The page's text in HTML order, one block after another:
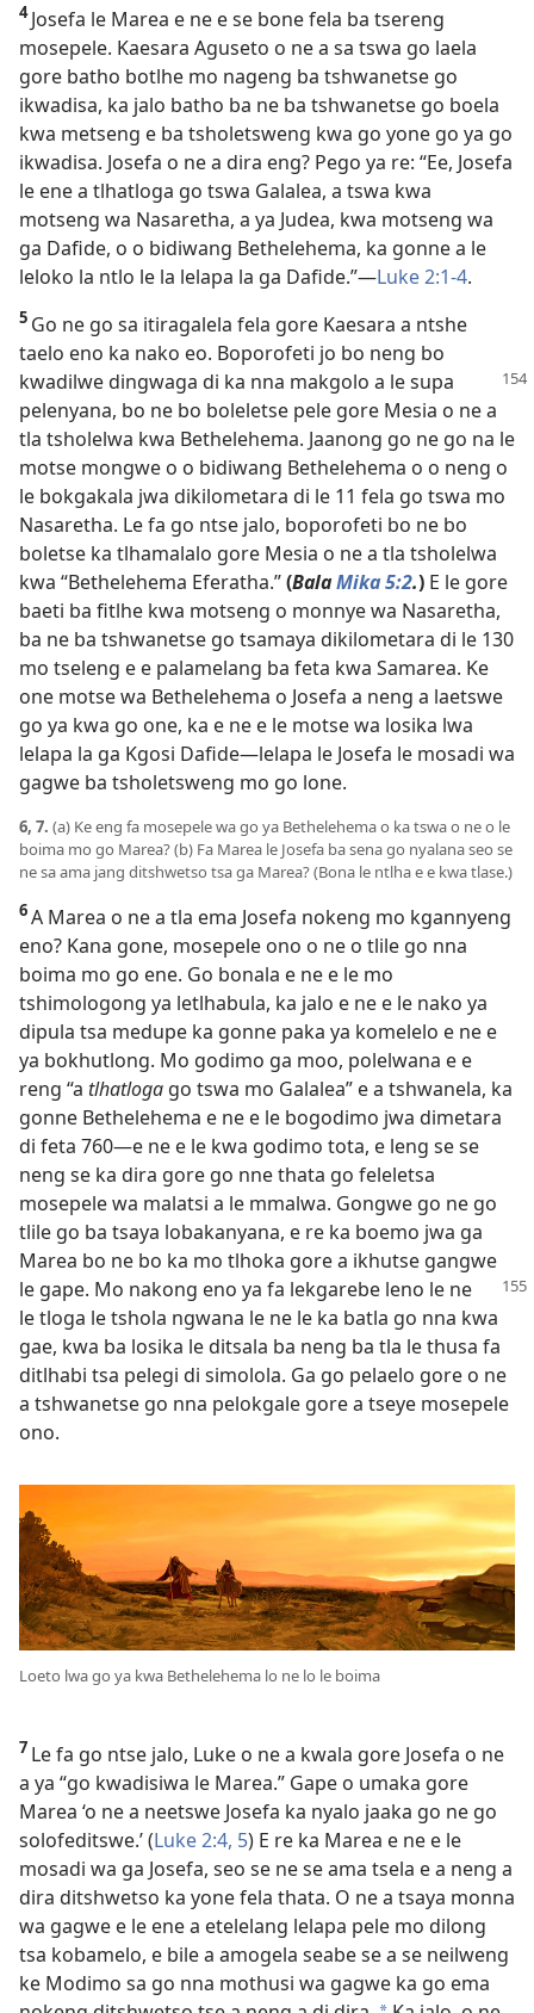
4Josefa le Marea e ne e se bone fela ba tsereng
mosepele. Kaesara Aguseto o ne a sa tswa go laela
gore batho botlhe mo nageng ba tshwanetse go
ikwadisa, ka jalo batho ba ne ba tshwanetse go boela
kwa metseng e ba tsholetsweng kwa go yone go ya go
ikwadisa. Josefa o ne a dira eng? Pego ya re: “Ee, Josefa
le ene a tlhatloga go tswa Galalea, a tswa kwa
motseng wa Nasaretha, a ya Judea, kwa motseng wa
ga Dafide, o o bidiwang Bethelehema, ka gonne a le
leloko la ntlo le la lelapa la ga Dafide.”—Luke 2:1-4.
5 Go ne go sa itiragalela fela gore Kaesara a ntshe
taelo eno ka nako eo. Boporofeti jo bo neng bo
kwadilwe dingwaga di ka nna makgolo a lesupa
pelenyana, bo ne bo boleletse pele gore Mesia o ne a
tla tsholelwa kwa Bethelehema. Jaanong go ne go na le
motse mongwe o o bidiwang Bethelehema o o neng o
le bokgakala jwa dikilometara di le 11 fela go tswa mo
Nasaretha. Le fa go ntse jalo, boporofeti bo ne bo
boletse ka tlhamalalo gore Mesia o ne a tla tsholelwa
kwa “Bethelehema Eferatha.”(BalaMika 5:2.) E le gore
baeti ba fitlhe kwa motseng o monnye wa Nasaretha,
ba ne ba tshwanetse go tsamaya dikilometara di le 130
mo tseleng e e palamelang ba feta kwa Samarea. Ke
one motse wa Bethelehema o Josefa a neng a laetswe
go ya kwa go one, ka e ne e le motse wa losika lwa
lelapa la ga Kgosi Dafide—lelapa le Josefa le mosadi wa
gagwe ba tsholetsweng mo go lone.
6, 7. (a) Ke eng fa mosepele wa go ya Bethelehema o ka tswa o ne o le
boima mo go Marea? (b) Fa Marea le Josefa ba sena go nyalana seo se
ne sa ama jang ditshwetso tsa ga Marea? (Bona le ntlha e e kwa tlase.)
6A Marea o ne a tla ema Josefa nokeng mo kgannyeng
eno? Kana gone, mosepele ono o ne o tlile go nna
boima mo go ene. Go bonala e ne e le mo
tshimologong ya letlhabula, ka jalo e ne e le nako ya
dipula tsa medupe ka gonne paka ya komelelo e ne e
ya bokhutlong. Mo godimo ga moo, polelwana e e
reng “a tlhatloga go tswa mo Galalea” e a tshwanela, ka
gonne Bethelehema e ne e le bogodimo jwa dimetara
di feta 760—e ne e le kwa godimo tota, e leng se se
neng se ka dira gore go nne thata go feleletsa
mosepele wa malatsi a le mmalwa. Gongwe go ne go
tlile go ba tsaya lobakanyana, e re ka boemo jwa ga
Marea bo ne bo ka mo tlhoka gore a ikhutse gangwe
le gape. Mo nakong eno ya fa lekgarebe leno le ne
le tloga le tshola ngwana le ne le ka batla go nna kwa
gae, kwa ba losika le ditsala ba neng ba tla le thusa fa
ditlhabi tsa pelegi di simolola. Ga go pelaelo gore o ne
a tshwanetse go nna pelokgale gore a tseye mosepele
ono.
Loeto lwa go ya kwa Bethelehema lo ne lo le boima
7 Le fa go ntse jalo, Luke o ne a kwala gore Josefa o ne
a ya “go kwadisiwa le Marea.” Gape o umaka gore
Marea ‘o ne a neetswe Josefa ka nyalo jaaka go ne go
solofeditswe.’ (Luke 2:4, 5) E re ka Marea e ne e le
mosadi wa ga Josefa, seo se ne se ama tsela e a neng a
dira ditshwetso ka yone fela thata. O ne a tsaya monna
wa gagwe e le ene a etelelang lelapa pele mo dilong
tsa kobamelo, e bile a amogela seabe se a se neilweng
ke Modimo sa go nna mothusi wa gagwe ka go ema